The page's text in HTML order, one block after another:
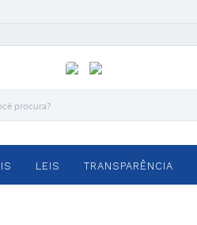
LEIS TRANSPARÊNCIA